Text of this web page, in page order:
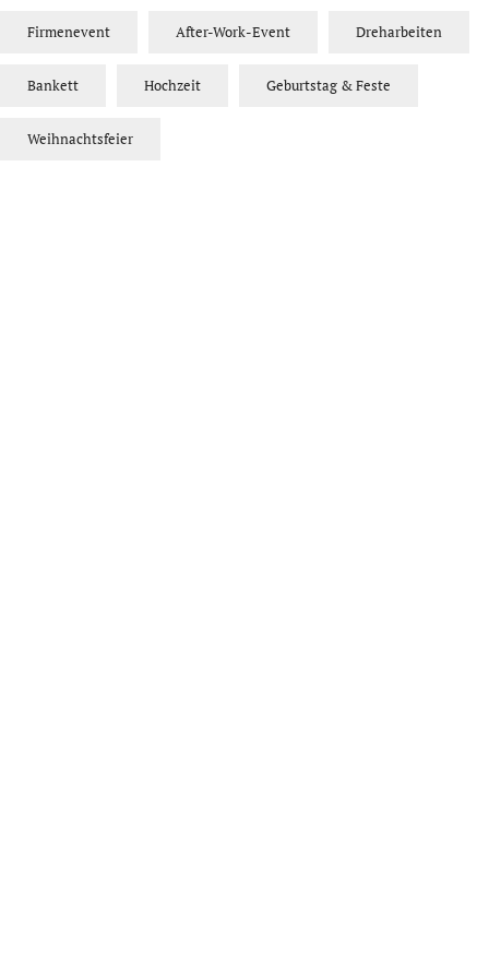
Firmenevent After-Work-Event Dreharbeiten
Bankett Hochzeit Geburtstag & Feste
Weihnachtsfeier